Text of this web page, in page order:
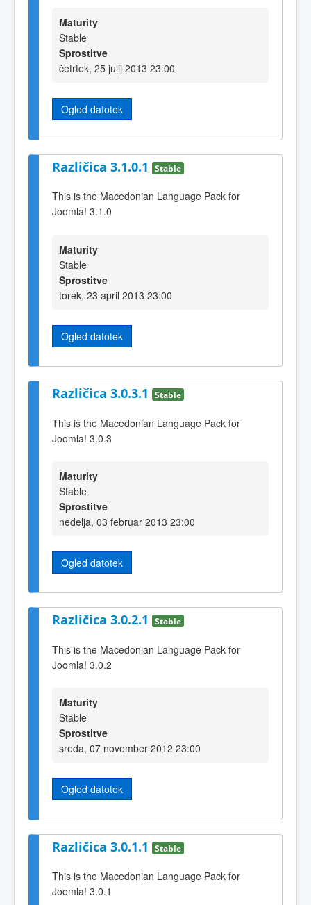
Maturity
Stable
Sprostitve
četrtek, 25 julij 2013 23:00
Ogled datotek
Različica 3.1.0.1 Stable
This is the Macedonian Language Pack for
Joomla! 3.1.0
Maturity
Stable
Sprostitve
torek, 23 april 2013 23:00
Ogled datotek
Različica 3.0.3.1 Stable
This is the Macedonian Language Pack for
Joomla! 3.0.3
Maturity
Stable
Sprostitve
nedelja, 03 februar 2013 23:00
Ogled datotek
Različica 3.0.2.1 Stable
This is the Macedonian Language Pack for
Joomla! 3.0.2
Maturity
Stable
Sprostitve
sreda, 07 november 2012 23:00
Ogled datotek
Različica 3.0.1.1 Stable
This is the Macedonian Language Pack for
Joomla! 3.0.1